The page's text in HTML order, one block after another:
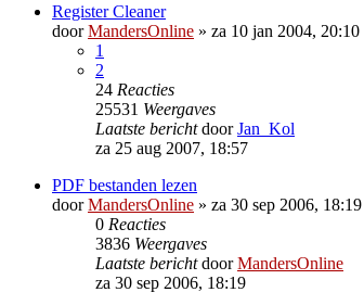
Register Cleaner
doorMandersOnline » za 10 jan 2004, 20:10
1
2
24 Reacties
25531 Weergaves
Laatste berichtdoorJan_Kol
za 25 aug 2007, 18:57
PDF bestanden lezen
doorMandersOnline » za 30 sep 2006, 18:19
0 Reacties
3836 Weergaves
Laatste berichtdoorMandersOnline
za 30 sep 2006, 18:19